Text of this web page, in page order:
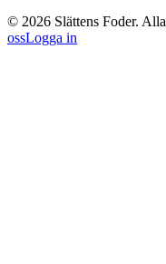
© 2026 Slättens Foder.
ossLogga in